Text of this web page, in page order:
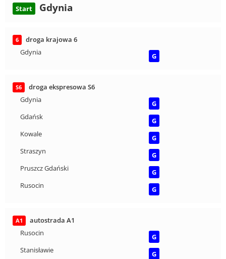
Start Gdynia
6
droga krajowa 6
Gdynia
G
S6
droga ekspresowa S6
Gdynia
G
Gdańsk
G
Kowale
G
Straszyn
G
Pruszcz Gdański
G
Rusocin
G
A1
autostrada A1
Rusocin
G
Stanisławie
G